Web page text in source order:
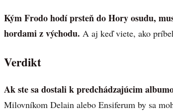
Kým Frodo hodí prsteň do Hory osudu,
hordami z východu. A aj keď viete, ako
Verdikt
Ak ste sa dostali k predchádzajúcim
Milovníkom Delain alebo Ensiferum by sa